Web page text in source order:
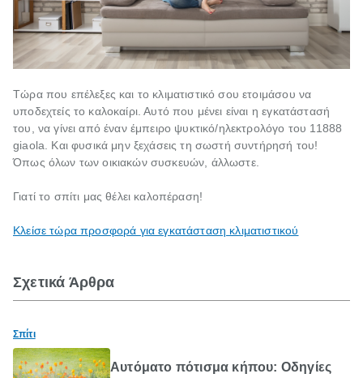
Τώρα που επέλεξες και το κλιματιστικό σου ετοιμάσου να
υποδεχτείς το καλοκαίρι. Αυτό που μένει είναι η εγκατάστασή
του, να γίνει από έναν έμπειρο ψυκτικό/ηλεκτρολόγο του 11888
giaola. Και φυσικά μην ξεχάσεις τη σωστή συντήρησή του!
Όπως όλων των οικιακών συσκευών, άλλωστε.
Γιατί το σπίτι μας θέλει καλοπέραση!
Κλείσε τώρα προσφορά για εγκατάσταση κλιματιστικού
Σχετικά Άρθρα
Σπίτι
Αυτόματο πότισμα κήπου: Οδηγίες